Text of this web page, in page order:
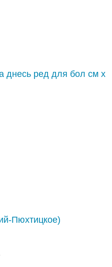
днесь ред для бол см х
Пюхтицкое)